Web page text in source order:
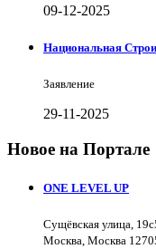
09-12-2025
Национальная
Заявление
29-11-2025
Новое на Портале
ONE LEVEL UP
Сущёвская улица,
Москва, Москва